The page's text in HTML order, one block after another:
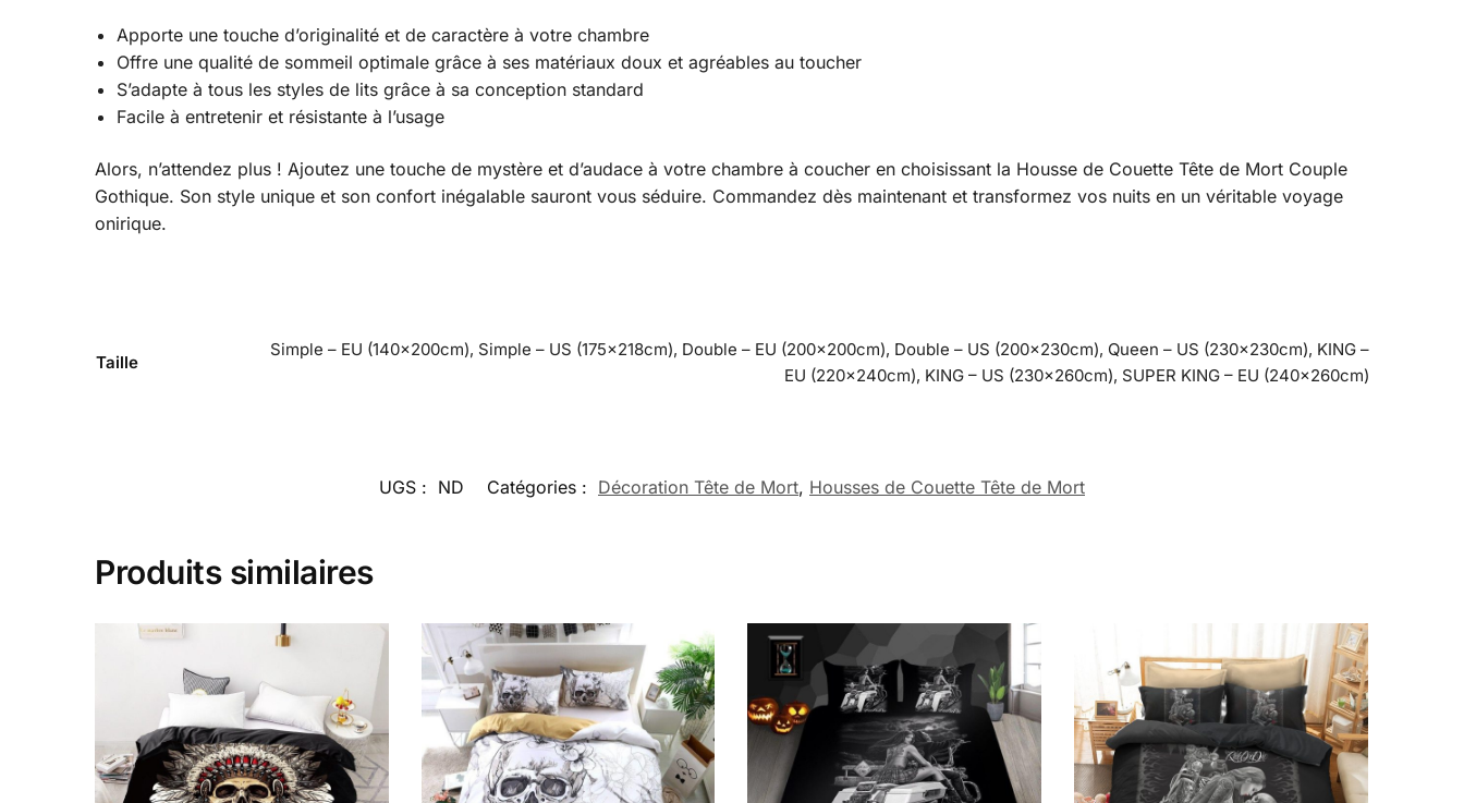
Apporte une touche d’originalité et de caractère à votre chambre
Offre une qualité de sommeil optimale grâce à ses matériaux doux et agréables au toucher
S’adapte à tous les styles de lits grâce à sa conception standard
Facile à entretenir et résistante à l’usage
Alors, n’attendez plus ! Ajoutez une touche de mystère et d’audace à votre chambre à coucher en choisissant la Housse de Couette Tête de Mort Couple
Gothique. Son style unique et son confort inégalable sauront vous séduire. Commandez dès maintenant et transformez vos nuits en un véritable voyage
onirique.
Taille
Simple – EU (140x200cm), Simple – US (175x218cm), Double – EU (200x200cm), Double – US (200x230cm), Queen – US (230x230cm), KING –
EU (220x240cm), KING – US (230x260cm), SUPER KING – EU (240x260cm)
UGS : ND Catégories : Décoration Tête de Mort, Housses de Couette Tête de Mort
Produits similaires